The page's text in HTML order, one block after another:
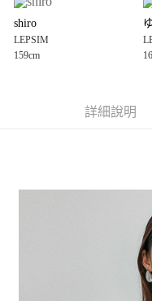
1.本服務由台灣大哥大提供，
2.付款方式選擇「大哥付你分
3.實際核准額度、可分期數及
4.訂單成立30分鐘內，如未前
醒簡訊。
2.透過簡訊連結打開帳單後，
帳／街口支付／iPASS
1.本服務係由「台灣大哥大股
用戶於交易時，得透過本服
買賣價金債權讓與本公司後，
AFTEE先享後付
結帳頁面，進行簡訊認證並確
２．訂單成立數日內，您將收
３．收到繳費通知簡訊後14
ATM／網路銀行／等多元方
※ 請注意：結帳手續完成當
購買商品的店家。未經商家同
每筆NT$80，滿NT$1,500(
每筆NT$80，滿NT$1,500(
shiro
LEPSIM
159cm
詳細說明